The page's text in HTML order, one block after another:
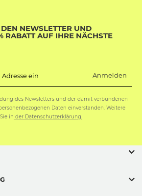
NEWSLETTER UND
RABATT AUF IHRE NÄCHSTE
ein Anmelden
des Newsletters und der damit verbundenen
Daten einverstanden. Weitere
in der Datenschutzerklärung.